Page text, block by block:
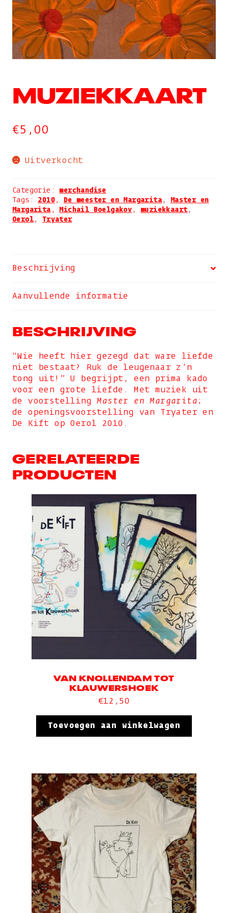
MUZIEKKAART
€5,00
Uitverkocht
Categorie: merchandise
Tags: 2010 , De meester en Margarita ,
Master en
Margarita , Michail Boelgakov , muziekkaart,
Oerol , Tryater
Beschrijving
Aanvullende informatie
BESCHRIJVING
“Wie heeft hier gezegd dat ware liefde
niet bestaat? Ruk de leugenaar z’n
tong uit!” U begrijpt, een prima kado
voor een grote liefde. Met muziek uit
de voorstellingMaster en Margarita ;
de openingsvoorstelling van Tryater en
De Kift op Oerol 2010.
GERELATEERDE
PRODUCTEN
VAN KNOLLENDAM TOT
KLAUWERSHOEK
€12,50
Toevoegen aan winkelwagen